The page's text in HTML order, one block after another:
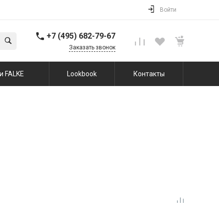
Войти
+7 (495) 682-79-67
Заказать звонок
FALKE Lookbook Контакты